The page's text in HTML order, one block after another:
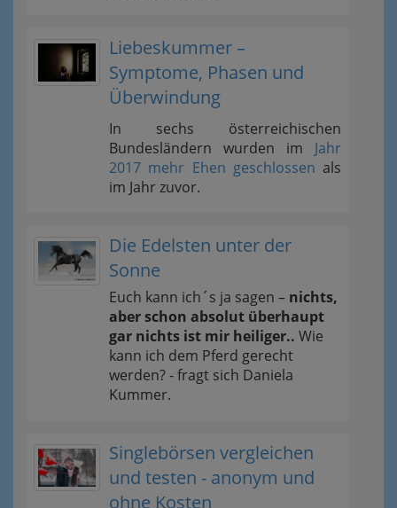
Liebeskummer –
Symptome, Phasen und
Überwindung
In sechs österreichischen
Bundesländern wurden im Jahr
2017 mehr Ehen geschlossen als
im Jahr zuvor.
Die Edelsten unter der
Sonne
Euch kann ich´s ja sagen – nichts,
aber schon absolut überhaupt
gar nichts ist mir heiliger.. Wie
kann ich dem Pferd gerecht
werden? - fragt sich Daniela
Kummer.
Singlebörsen vergleichen
und testen - anonym und
ohne Kosten